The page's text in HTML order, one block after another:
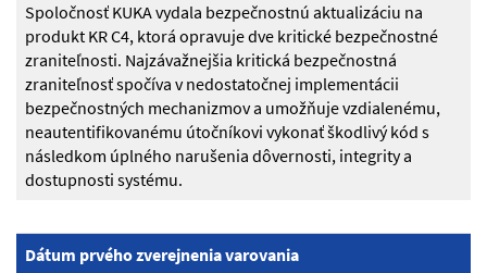
Spoločnosť KUKA vydala bezpečnostnú aktualizáciu na
produkt KR C4, ktorá opravuje dve kritické bezpečnostné
zraniteľnosti. Najzávažnejšia kritická bezpečnostná
zraniteľnosť spočíva v nedostatočnej implementácii
bezpečnostných mechanizmov a umožňuje vzdialenému,
neautentifikovanému útočníkovi vykonať škodlivý kód s
následkom úplného narušenia dôvernosti, integrity a
dostupnosti systému.
Dátum prvého zverejnenia varovania